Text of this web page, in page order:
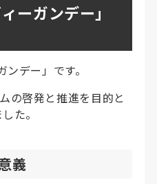
ーガンデー」
デー」です。
の啓発と推進を目的と
た。
義